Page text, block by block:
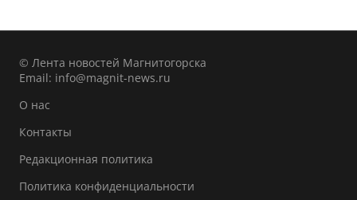
© Лента новостей Магнитогорска
Email: info@magnit-news.ru
О нас
Контакты
Редакционная политика
Политика конфиденциальности